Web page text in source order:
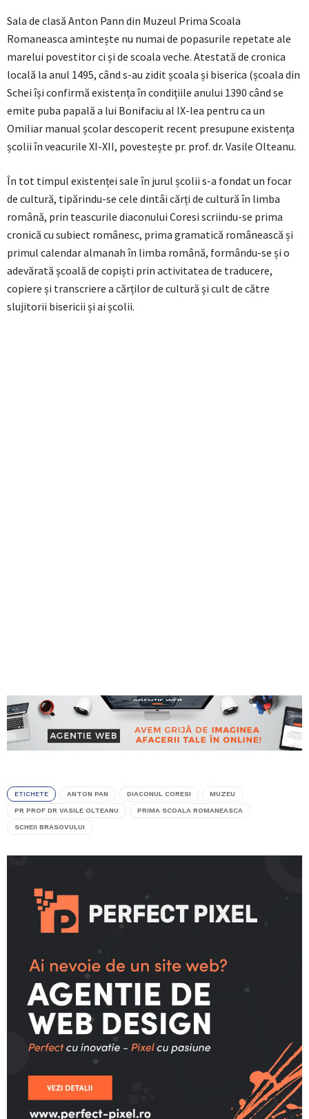
Sala de clasă Anton Pann din Muzeul Prima Scoala
Romaneasca amintește nu numai de popasurile repetate ale
marelui povestitor ci și de scoala veche. Atestată de cronica
locală la anul 1495, când s-au zidit școala și biserica (școala din
Schei își confirmă existența în condițiile anului 1390 când se
emite puba papală a lui Bonifaciu al IX-lea pentru ca un
Omiliar manual școlar descoperit recent presupune existența
școlii în veacurile XI-XII, povestește pr. prof. dr. Vasile Olteanu.
În tot timpul existenței sale în jurul școlii s-a fondat un focar
de cultură, tipărindu-se cele dintâi cărți de cultură în limba
română, prin teascurile diaconului Coresi scriindu-se prima
cronică cu subiect românesc, prima gramatică românească și
primul calendar almanah în limba română, formându-se și o
adevărată școală de copiști prin activitatea de traducere,
copiere și transcriere a cărților de cultură și cult de către
slujitorii bisericii și ai școlii.
ETICHETE ANTON PAN DIACONUL CORESI MUZEU
PR PROF DR VASILE OLTEANU PRIMA SCOALA ROMANEASCA
SCHEII BRASOVULUI